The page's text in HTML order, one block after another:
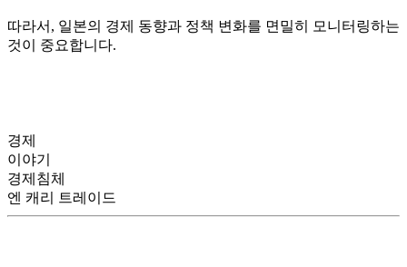
따라서, 일본의 경제 동향과 정책 변화를 면밀히 모니터링하는
것이 중요합니다.
경제
이야기
경제침체
엔 캐리 트레이드